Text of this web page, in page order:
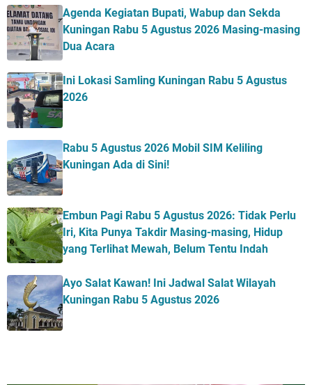
Agenda Kegiatan Bupati, Wabup dan Sekda
Kuningan Rabu 5 Agustus 2026 Masing-masing
Dua Acara
Ini Lokasi Samling Kuningan Rabu 5 Agustus
2026
Rabu 5 Agustus 2026 Mobil SIM Keliling
Kuningan Ada di Sini!
Embun Pagi Rabu 5 Agustus 2026: Tidak Perlu
Iri, Kita Punya Takdir Masing-masing, Hidup
yang Terlihat Mewah, Belum Tentu Indah
Ayo Salat Kawan! Ini Jadwal Salat Wilayah
Kuningan Rabu 5 Agustus 2026